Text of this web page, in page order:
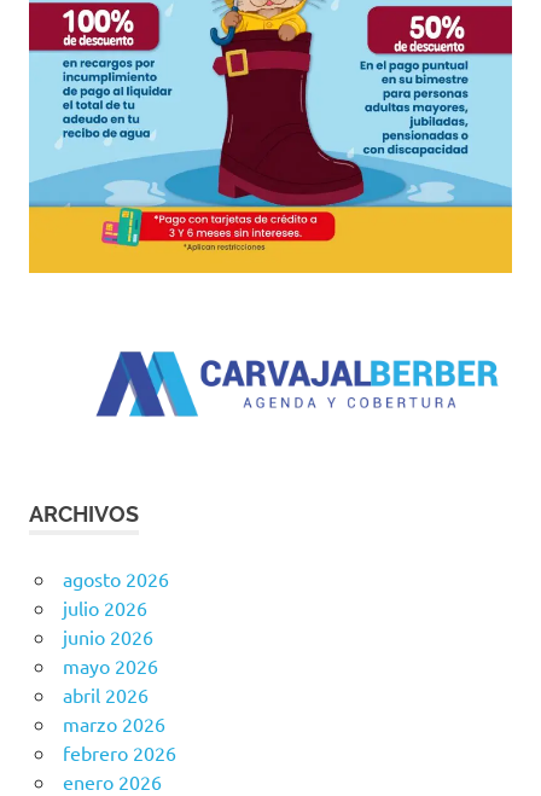
ARCHIVOS
agosto 2026
julio 2026
junio 2026
mayo 2026
abril 2026
marzo 2026
febrero 2026
enero 2026